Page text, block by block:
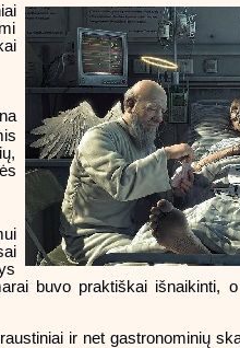
buvo praktiškai išnaikinti,
ir net gastronominių